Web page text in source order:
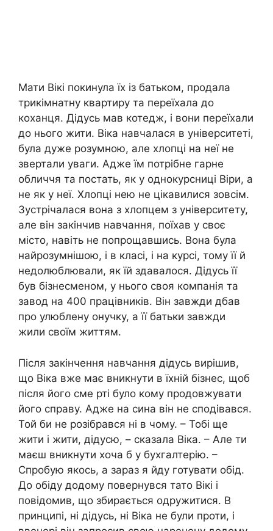
Мати Вікі покинула їх із батьком, продала
трикімнатну квартиру та переїхала до
коханця. Дідусь мав котедж, і вони переїхали
до нього жити. Віка навчалася в університеті,
була дуже розумною, але хлопці на неї не
звертали уваги. Адже їм потрібне гарне
обличчя та постать, як у однокурсниці Віри, а
не як у неї. Хлопці нею не цікавилися зовсім.
Зустрічалася вона з хлопцем з університету,
але він закінчив навчання, поїхав у своє
місто, навіть не попрощавшись. Вона була
найрозумнішою, і в класі, і на курсі, тому її й
недолюблювали, як їй здавалося. Дідусь її
був бізнесменом, у нього своя компанія та
завод на 400 працівників. Він завжди дбав
про улюблену онучку, а її батьки завжди
жили своїм життям.
Після закінчення навчання дідусь вирішив,
що Віка вже має вникнути в їхній бізнес, щоб
після його сме рті було кому продовжувати
його справу. Адже на сина він не сподівався.
Той би не розібрався ні в чому. – Тобі ще
жити і жити, дідусю, – сказала Віка. – Але ти
маєш вникнути хоча б у бухгалтерію. –
Спробую якось, а зараз я йду готувати обід.
До обіду додому повернувся тато Вікі і
повідомив, що збирається одружитися. В
принципі, ні дідусь, ні Віка не були проти, і